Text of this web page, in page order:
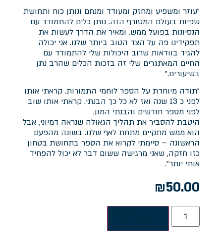
"עוזר ומשפיע ומחזק ומעודד ומנחם ונותן כוח ותחושת
שפיות בעולם המטורף הזה. נותן כלים להתמודד עם
הנסיונות בפועל ממש. ומאיר את הדרך לעשות את
תפקידינו פה על הצד הטוב ביותר שלנו. אני יכולה
להגיד בוודאות שרוב היכולות שלי להתמודד עם
החיים המאתגרים שלי זה בזכות הכלים שהרב נתן
בשיעורים."
"תודה מיוחדת על הספר לוחמי התמורות. קראתי אותו
לפני כ 13 שנה ואז לא כל כך הבנתי. קראתי אותו שוב
לפני מספר חודשים והבנתי המון.
היטבת להסביר את תהליך הגאולה שנראה דמיוני, אבל
הוא ממש מתקיים מתחת לאף שלנו. בשונה מהפעם
הראשונה – סיימתי לקרוא את הספר בתחושת בטחון
כזו חזקה, שאני מרגישה ששום דבר לא יכול להפחיד
אותי יותר".
₪50.00